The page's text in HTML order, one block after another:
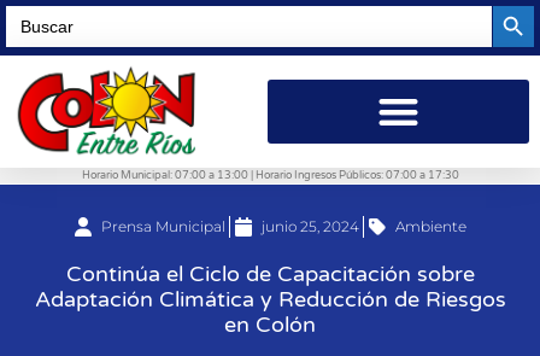
Search
for:
Horario Municipal: 07:00 a 13:00 | Horario Ingresos Públicos: 07:00 a 17:30
Prensa Municipal junio 25, 2024 Ambiente
Continúa el Ciclo de Capacitación sobre
Adaptación Climática y Reducción de Riesgos
en Colón